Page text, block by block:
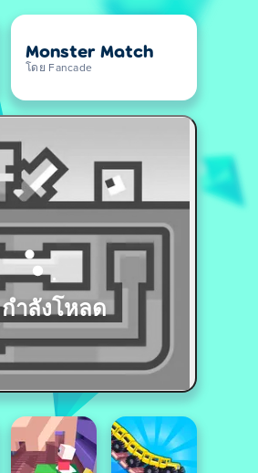
Monster Match
โดย Fancade
กำลังโหลด